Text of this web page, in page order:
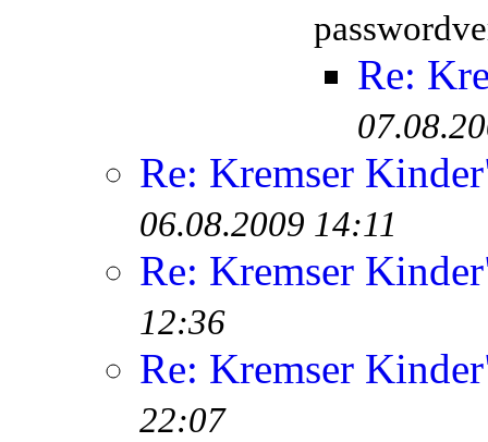
Re:
Re: Kremser
06.08.2009 14:11
Re: Kremser
12:36
Re: Kremser
22:07